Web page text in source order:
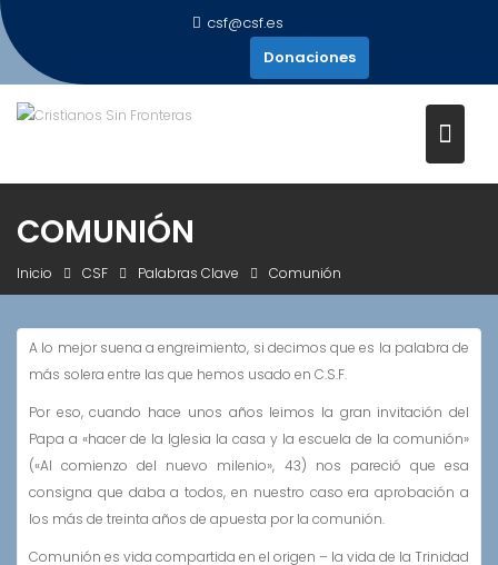
Saltar
al
contenido
csf@csf.es
Donaciones
COMUNIÓN
Inicio CSF Palabras Clave Comunión
A lo mejor suena a engreimiento, si decimos que es la palabra de
más solera entre las que hemos usado en C.S.F.
Por eso, cuando hace unos años leimos la gran invitación del
Papa a «hacer de la Iglesia la casa y la escuela de la comunión»
(«Al comienzo del nuevo milenio», 43) nos pareció que esa
consigna que daba a todos, en nuestro caso era aprobación a
los más de treinta años de apuesta por la comunión.
Comunión es vida compartida en el origen – la vida de la Trinidad